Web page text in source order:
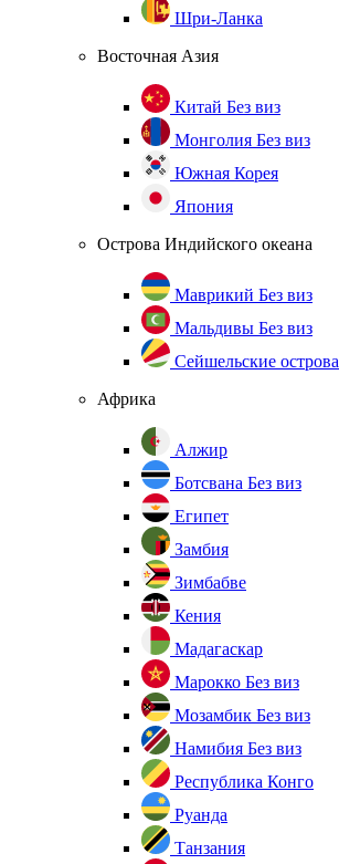
Шри-Ланка
Восточная Азия
Китай Без виз
Монголия Без виз
Южная Корея
Япония
Острова Индийского океана
Маврикий Без виз
Мальдивы Без виз
Сейшельские острова
Африка
Алжир
Ботсвана Без виз
Египет
Замбия
Зимбабве
Кения
Мадагаскар
Марокко Без виз
Мозамбик Без виз
Намибия Без виз
Республика Конго
Руанда
Танзания